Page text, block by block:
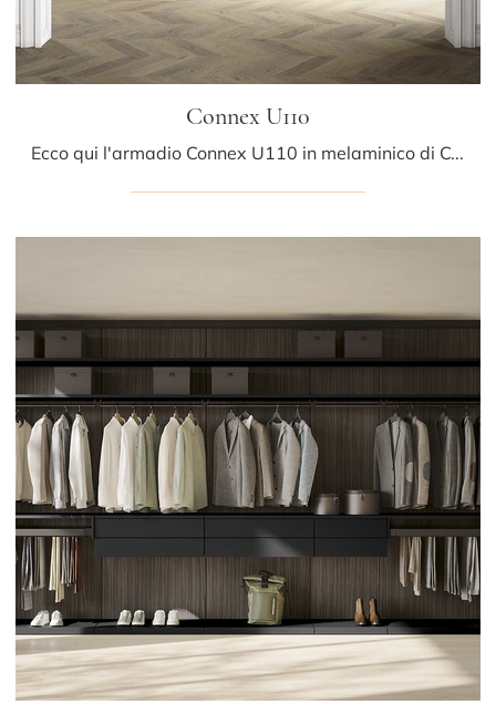
Connex U110
Ecco qui l'armadio Connex U110 in melaminico di Colombini Casa! Una ricca gamma di armadi cabine armadio con ante scorrevoli.